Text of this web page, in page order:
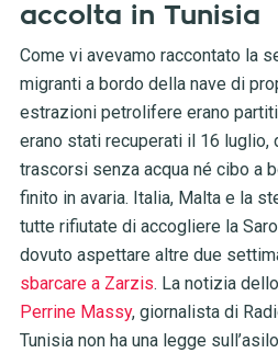
accolta in Tunisia
Come vi avevamo raccontato la
migranti a bordo della nave di
estrazioni petrolifere erano
erano stati recuperati il 16 luglio,
trascorsi senza acqua né cibo a
finito in avaria. Italia, Malta e la
tutte rifiutate di accogliere la
dovuto aspettare altre due
sbarcare a Zarzis. La notizia
Perrine Massy, giornalista di
Tunisia non ha una legge